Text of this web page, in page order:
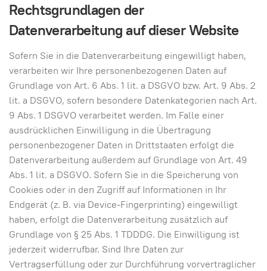
Rechtsgrundlagen der
Datenverarbeitung auf dieser Website
Sofern Sie in die Datenverarbeitung eingewilligt haben,
verarbeiten wir Ihre personenbezogenen Daten auf
Grundlage von Art. 6 Abs. 1 lit. a DSGVO bzw. Art. 9 Abs. 2
lit. a DSGVO, sofern besondere Datenkategorien nach Art.
9 Abs. 1 DSGVO verarbeitet werden. Im Falle einer
ausdrücklichen Einwilligung in die Übertragung
personenbezogener Daten in Drittstaaten erfolgt die
Datenverarbeitung außerdem auf Grundlage von Art. 49
Abs. 1 lit. a DSGVO. Sofern Sie in die Speicherung von
Cookies oder in den Zugriff auf Informationen in Ihr
Endgerät (z. B. via Device-Fingerprinting) eingewilligt
haben, erfolgt die Datenverarbeitung zusätzlich auf
Grundlage von § 25 Abs. 1 TDDDG. Die Einwilligung ist
jederzeit widerrufbar. Sind Ihre Daten zur
Vertragserfüllung oder zur Durchführung vorvertraglicher